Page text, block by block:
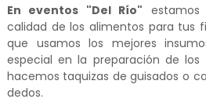
En eventos "Del Río"
calidad de los alimentos para tus
que usamos los mejores
especial en la preparación de los
hacemos taquizas de guisados o
dedos.